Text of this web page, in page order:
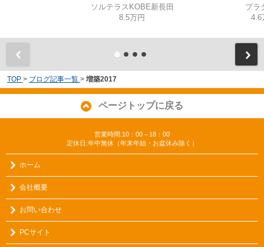
ソルテラスKOBE新長田
8.5万円
プラ
4.6
TOP > ブログ記事一覧 > 増築2017
ページトップに戻る
営業時間:10：00～18：00
定休日:年中無休（年末年始・お盆休み除く）
ホーム
会社概要
お問い合わせ
PCサイト